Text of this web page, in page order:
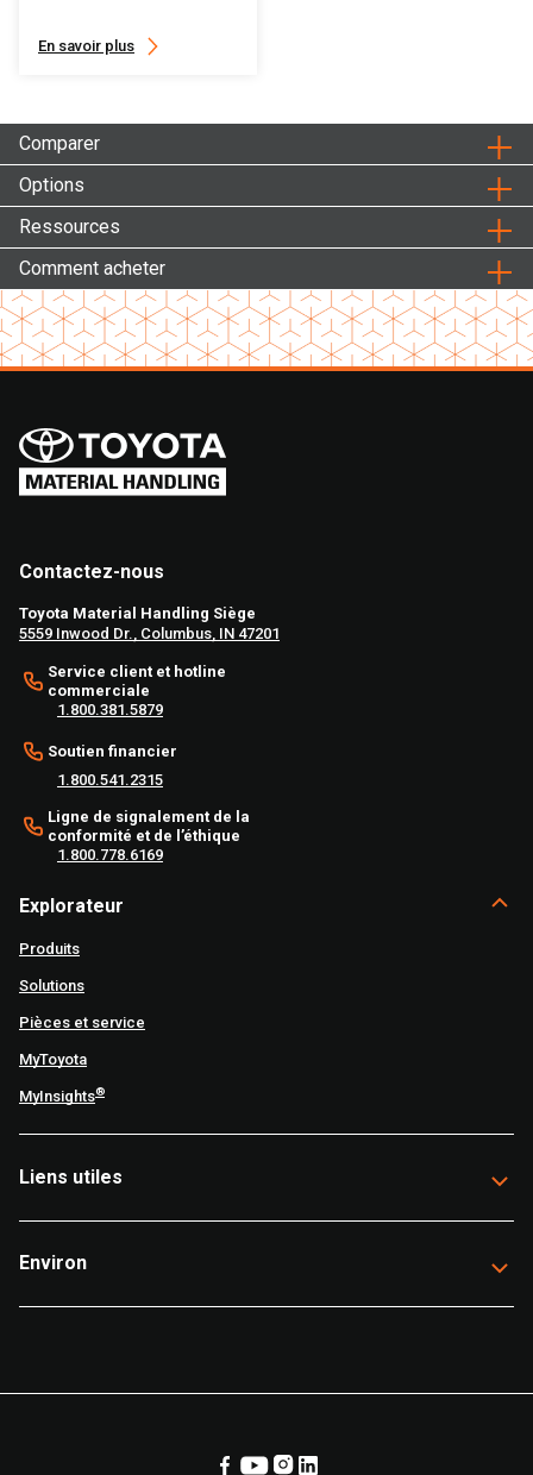
En savoir plus
Comparer
Options
Ressources
Comment acheter
Contactez-nous
Toyota Material Handling Siège
5559 Inwood Dr., Columbus, IN 47201
Service client et hotline
commerciale
1.800.381.5879
Soutien financier
1.800.541.2315
Ligne de signalement de la
conformité et de l’éthique
1.800.778.6169
Explorateur
Produits
Solutions
Pièces et service
MyToyota
MyInsights®
Liens utiles
Environ